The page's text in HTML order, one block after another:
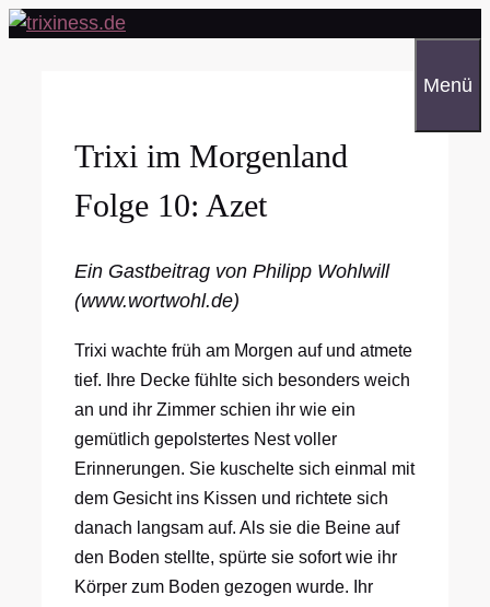
Zum
Menü
Trixi im Morgenland
Folge 10: Azet
Ein Gastbeitrag von Philipp Wohlwill
(www.wortwohl.de)
Trixi wachte früh am Morgen auf und atmete
tief. Ihre Decke fühlte sich besonders weich
an und ihr Zimmer schien ihr wie ein
gemütlich gepolstertes Nest voller
Erinnerungen. Sie kuschelte sich einmal mit
dem Gesicht ins Kissen und richtete sich
danach langsam auf. Als sie die Beine auf
den Boden stellte, spürte sie sofort wie ihr
Körper zum Boden gezogen wurde. Ihr